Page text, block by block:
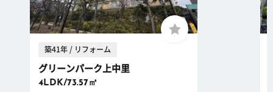
築41年 / リフォーム
グリーンパーク上中里
4LDK/73.57㎡